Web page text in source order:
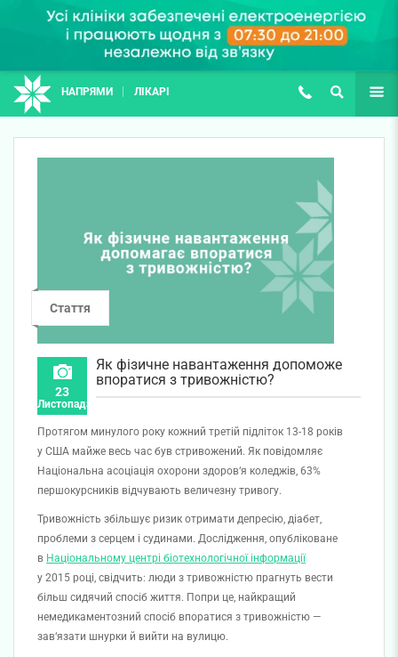
НАПРЯМИ ЛІКАРІ (067) 127-03-03
ПОШУК ЩЕ
Стаття
23
Листопада
Як фізичне навантаження допоможе
впоратися з тривожністю?
Протягом минулого року кожний третій підліток 13-18 років
у США майже весь час був стривожений. Як повідомляє
Національна асоціація охорони здоров‘я коледжів, 63%
першокурсників відчувають величезну тривогу.
Тривожність збільшує ризик отримати депресію, діабет,
проблеми з серцем і судинами. Дослідження, опубліковане
в Національному центрі біотехнологічної інформації
у 2015 році, свідчить: люди з тривожністю прагнуть вести
більш сидячий спосіб життя. Попри це, найкращий
немедикаментозний спосіб впоратися з тривожністю —
зав‘язати шнурки й вийти на вулицю.